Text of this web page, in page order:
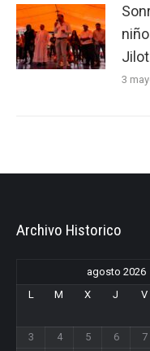
3
Archivo Historico
agosto 2026
L
M X J V
3
4 5 6 7